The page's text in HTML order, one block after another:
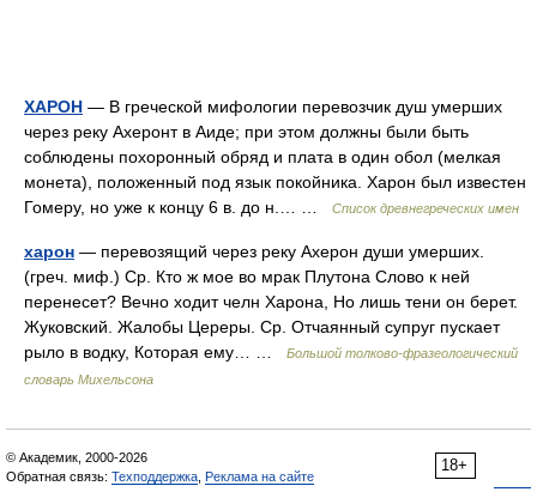
ХАРОН — В греческой мифологии перевозчик душ умерших
через реку Ахеронт в Аиде; при этом должны были быть
соблюдены похоронный обряд и плата в один обол (мелкая
монета), положенный под язык покойника. Харон был известен
Гомеру, но уже к концу 6 в. до н.… …
Список древнегреческих имен
харон — перевозящий через реку Ахерон души умерших.
(греч. миф.) Ср. Кто ж мое во мрак Плутона Слово к ней
перенесет? Вечно ходит челн Харона, Но лишь тени он берет.
Жуковский. Жалобы Цереры. Ср. Отчаянный супруг пускает
рыло в водку, Которая ему… …
Большой толково-фразеологический
словарь Михельсона
18+
© Академик, 2000-2026
Обратная связь: Техподдержка Реклама на сайте